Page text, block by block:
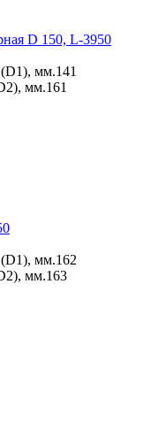
D 150, L-3950
мм.141
мм.161
мм.162
мм.163